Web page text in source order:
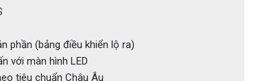
phần (bảng điều khiển lộ ra)
với màn hình LED
tiêu chuẩn Châu Âu